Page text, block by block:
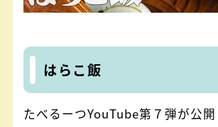
はらこ飯
たべるーつYouTube第７弾が公開